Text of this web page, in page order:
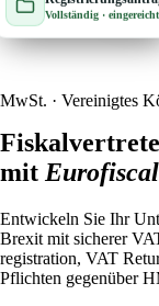
🇳🇴
🇵🇱
🇸🇪
🇨🇭 Schweiz
🇪🇸 Spanien
🇵🇱 Polen
🇸🇪
🇨🇭 Schweiz
MwSt. · Vereinigtes
mit
Entwickeln Sie Ihr
Brexit mit sicherer
registration, VAT
Pflichten gegenüber
Vollständig · eingereicht